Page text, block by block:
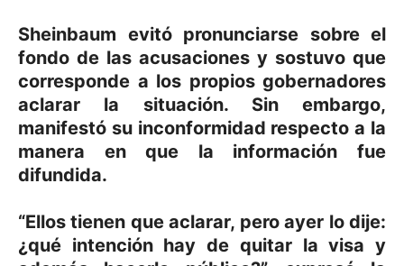
Sheinbaum evitó pronunciarse sobre el
fondo de las acusaciones y sostuvo que
corresponde a los propios gobernadores
aclarar la situación. Sin embargo,
manifestó su inconformidad respecto a la
manera en que la información fue
difundida.
“Ellos tienen que aclarar, pero ayer lo dije:
¿qué intención hay de quitar la visa y